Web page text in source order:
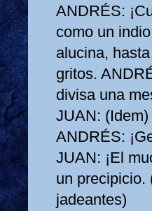
ANDRÉS:
como un
alucina,
gritos.
divisa una
JUAN:
ANDRÉS:
JUAN: ¡El
un precipicio.
jadeantes)